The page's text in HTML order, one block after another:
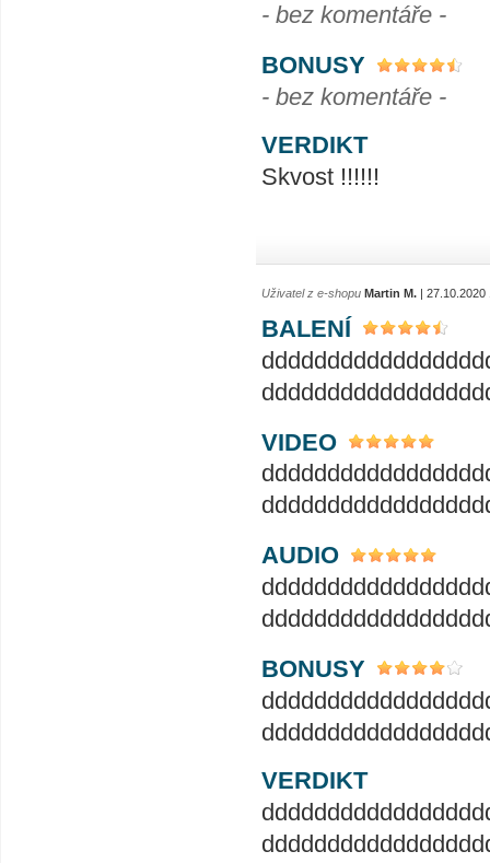
- bez komentáře -
BONUSY
- bez komentáře -
VERDIKT
Skvost !!!!!!
Uživatel z e-shopu Martin M. | 27.10.2020
BALENÍ
VIDEO
AUDIO
BONUSY
VERDIKT